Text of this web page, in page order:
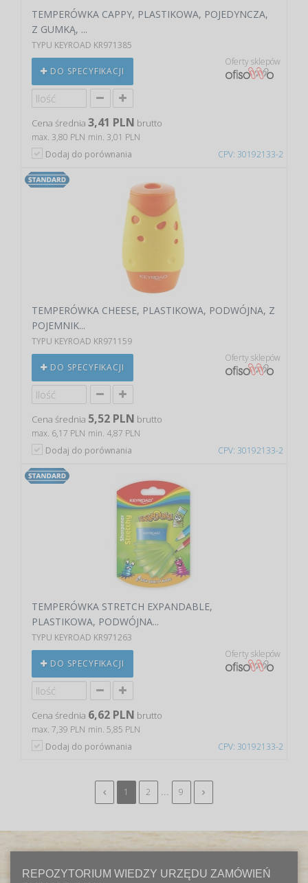
CPV: 30192133-2
TEMPERÓWKA CAPPY, PLASTIKOWA, POJEDYNCZA,
Z GUMKĄ, ...
TYPU KEYROAD KR971385
DO SPECYFIKACJI
Oferty sklepów
Cena średnia 3,41 PLN brutto
max. 3,80 PLN min. 3,01 PLN
Dodaj do porównania
CPV: 30192133-2
TEMPERÓWKA CHEESE, PLASTIKOWA, PODWÓJNA, Z
POJEMNIK...
TYPU KEYROAD KR971159
DO SPECYFIKACJI
Oferty sklepów
Cena średnia 5,52 PLN brutto
max. 6,17 PLN min. 4,87 PLN
Dodaj do porównania
CPV: 30192133-2
TEMPERÓWKA STRETCH EXPANDABLE,
PLASTIKOWA, PODWÓJNA...
TYPU KEYROAD KR971263
DO SPECYFIKACJI
Oferty sklepów
Cena średnia 6,62 PLN brutto
max. 7,39 PLN min. 5,85 PLN
Dodaj do porównania
1 2 ... 9
REPOZYTORIUM WIEDZY URZĘDU ZAMÓWIEŃ